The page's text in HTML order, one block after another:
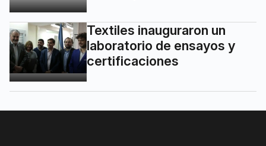
Textiles inauguraron un
laboratorio de ensayos y
certificaciones